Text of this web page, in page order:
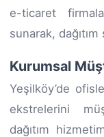
e-ticaret
sunarak,
Kurumsal
Yeşilköy’de
ekstrelerini
dağıtım